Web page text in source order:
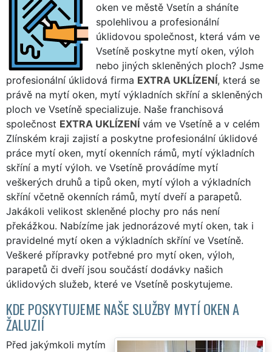
oken ve městě Vsetín a sháníte
spolehlivou a profesionální
úklidovou společnost, která vám ve
Vsetíně poskytne mytí oken, výloh
nebo jiných skleněných ploch? Jsme
profesionální úklidová firma EXTRA UKLÍZENÍ, která se
právě na mytí oken, mytí výkladních skříní a skleněných
ploch ve Vsetíně specializuje. Naše franchisová
společnost EXTRA UKLÍZENÍ vám ve Vsetíně a v celém
Zlínském kraji zajistí a poskytne profesionální úklidové
práce mytí oken, mytí okenních rámů, mytí výkladních
skříní a mytí výloh. ve Vsetíně provádíme mytí
veškerých druhů a tipů oken, mytí výloh a výkladních
skříní včetně okenních rámů, mytí dveří a parapetů.
Jakákoli velikost skleněné plochy pro nás není
překážkou. Nabízíme jak jednorázové mytí oken, tak i
pravidelné mytí oken a výkladních skříní ve Vsetíně.
Veškeré přípravky potřebné pro mytí oken, výloh,
parapetů či dveří jsou součástí dodávky našich
úklidových služeb, které ve Vsetíně poskytujeme.
KDE POSKYTUJEME NAŠE SLUŽBY MYTÍ OKEN A
ŽALUZIÍ
Před jakýmkoli mytím